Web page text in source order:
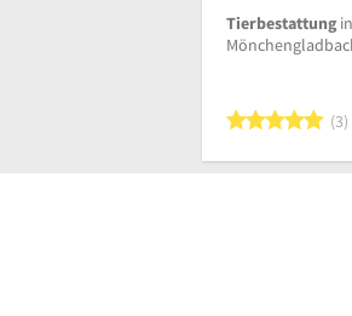
Tierbestattung in
5
3